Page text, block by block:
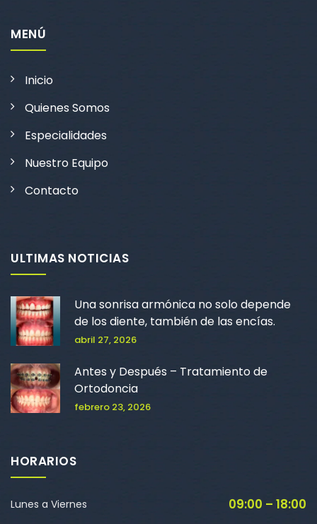
MENÚ
Inicio
Quienes Somos
Especialidades
Nuestro Equipo
Contacto
ULTIMAS NOTICIAS
Una sonrisa armónica no solo depende
de los diente, también de las encías.
abril 27, 2026
Antes y Después – Tratamiento de
Ortodoncia
febrero 23, 2026
HORARIOS
Lunes a Viernes 09:00 – 18:00